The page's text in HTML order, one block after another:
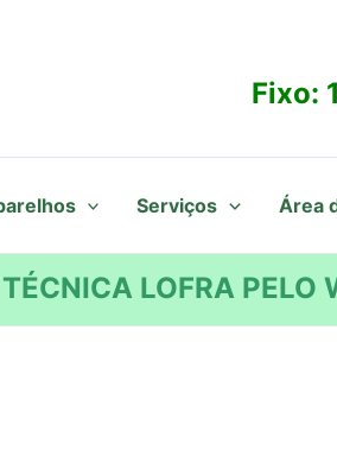
Fixo:
Serviços Área
LOFRA